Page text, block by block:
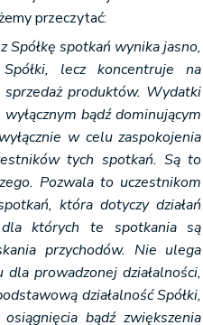
przeczytać:
Spółkę spotkań wynika jasno,
lecz koncentruje na
produktów. Wydatki
bądź dominującym
w celu zaspokojenia
tych spotkań. Są to
Pozwala to uczestnikom
która dotyczy działań
dla których te spotkania są
przychodów. Nie ulega
prowadzonej działalności,
działalność Spółki,
bądź zwiększenia